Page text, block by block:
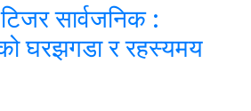
सार्वजनिक :
घरझगडा र रहस्यमय